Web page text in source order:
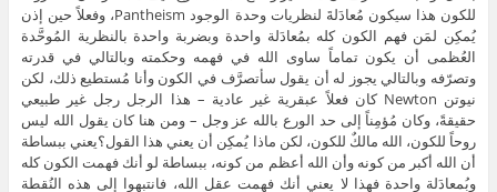
للكون هذا سيكون مُعادَلةَ لنظريات وحدة الوجود Pantheism، وفعلاً حين إذن
يُمكِن لمَن فهم الكون كله بمُعادَلة واحدة وبضربة واحدة بالنظرية المُوحَّدة
العُظمى أن يكون تماماً ساوى الله في فهمه وحكمته وبالتالي في قدرته
وتصرّفه وبالتالي يجوز له أن يقول سأتصرَّف في الكون وأنا مُستطيع ذلك، لكن
نيوتن Newton كان فعلاً عبقرية غير عادية – هذا الرجل رجل غير طبيعي
حقيقةً، وكان مُؤمِناً إلى حد الورع بالله عز وجل – ومن هنا كان يقول الله ليس
روحاً للكون، الله مالكٌ للكون، لكن ماذا يُمكِن أن يعني هذا القول؟يعني ببساطة
أن الله أكبر من كونه وأن الله أعظم من كونه، ببساطة لو أنك فهمت الكون كله
وبُمعادَلة واحدة فهذا لا يعني أنك فهمت عقل الله، فانتبهوا إلى هذه النُقطة